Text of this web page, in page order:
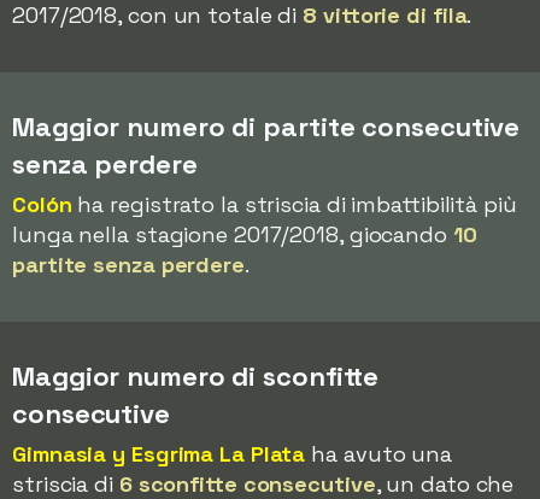
2017/2018, con un totale di 8 vittorie di fila.
Maggior numero di partite consecutive
senza perdere
Colón ha registrato la striscia di imbattibilità più
lunga nella stagione 2017/2018, giocando 10
partite senza perdere.
Maggior numero di sconfitte
consecutive
Gimnasia y Esgrima La Plata ha avuto una
striscia di 6 sconfitte consecutive, un dato che